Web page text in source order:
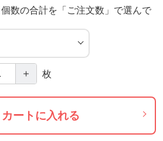
数の合計を「ご注文数」で選んで
＋ 枚
カートに入れる